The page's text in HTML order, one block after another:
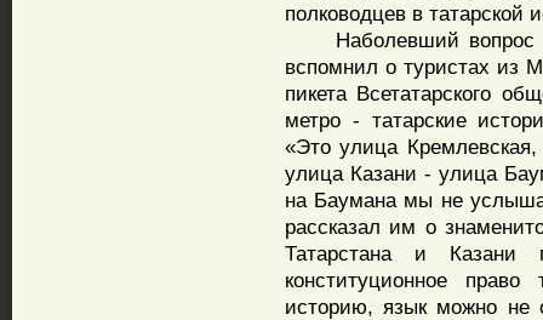
полководцев в татарской
Наболевший вопрос о
вспомнил о туристах из
пикета Всетатарского
метро - татарские
«Это улица
улица Казани - улица
на Баумана мы не
рассказал им о
Татарстана и
конституционное
историю, язык можно не